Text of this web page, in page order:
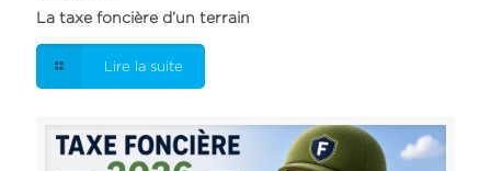
La taxe foncière d’un terrain
Lire la suite